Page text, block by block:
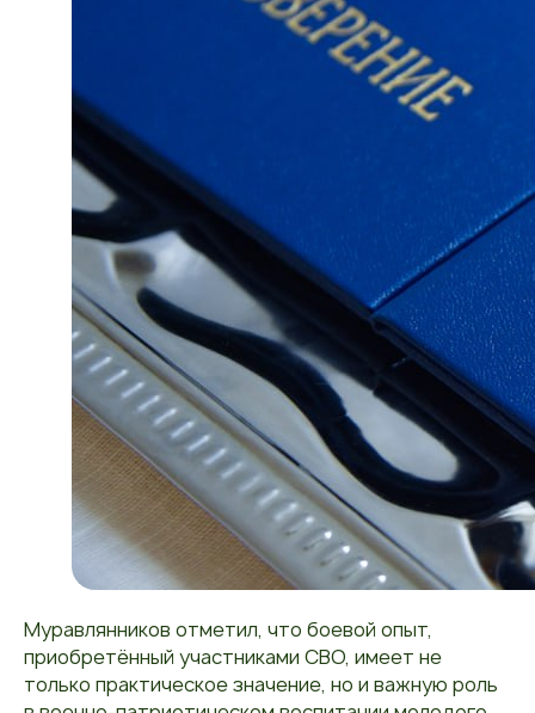
Муравлянников отметил, что боевой опыт,
приобретённый участниками СВО, имеет не
только практическое значение, но и важную роль